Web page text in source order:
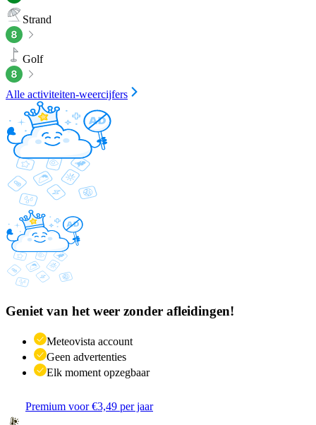
Strand
Golf
Alle activiteiten-weercijfers
Geniet van het weer zonder afleidingen!
Meteovista account
Geen advertenties
Elk moment opzegbaar
Premium voor €3,49 per jaar